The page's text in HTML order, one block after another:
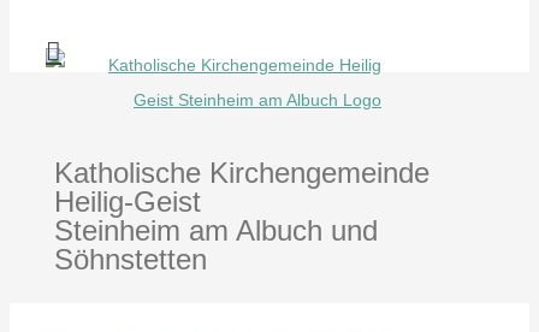
Inhalt
Katholische Kirchengemeinde
Heilig-Geist
Steinheim am Albuch und
Söhnstetten